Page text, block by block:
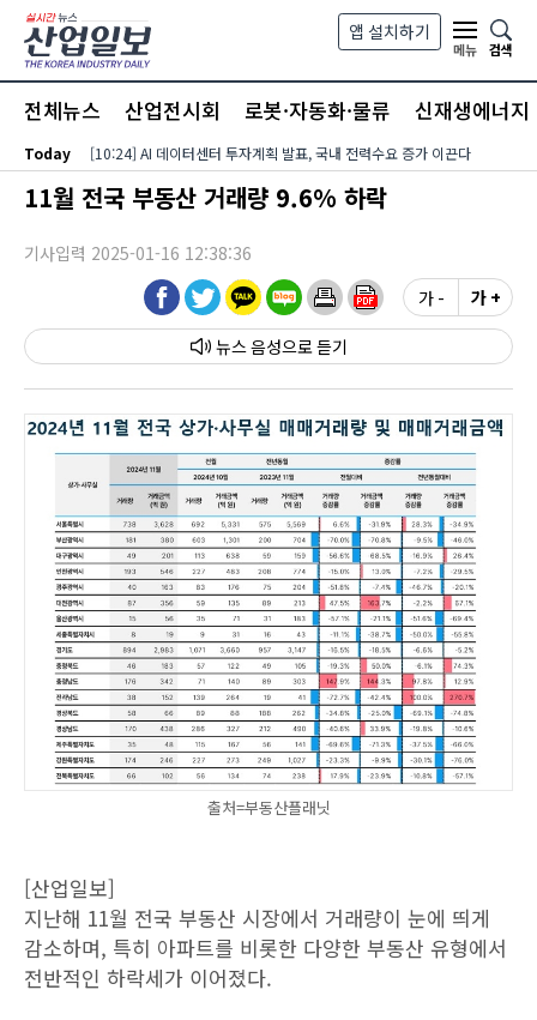
본문 바로가기
앱 설치하기
메뉴
검색
전체뉴스 산업전시회 로봇·자동화·물류 신재생에너지
Today [10:24] AI 데이터센터 투자계획 발표, 국내 전력수요 증가 이끈다
11월 전국 부동산 거래량 9.6% 하락
기사입력 2025-01-16 12:38:36
뉴스 음성
가 - 가 +
출처=부동산플래닛
[산업일보]
지난해 11월 전국 부동산 시장에서 거래량이 눈에 띄게
감소하며, 특히 아파트를 비롯한 다양한 부동산 유형에서
전반적인 하락세가 이어졌다.